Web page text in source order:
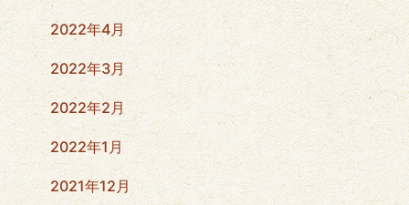
2022年4月
2022年3月
2022年2月
2022年1月
2021年12月